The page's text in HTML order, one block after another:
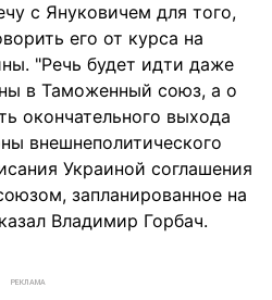
с Януковичем для того,
его от курса на
"Речь будет идти даже
в Таможенный союз, а о
окончательного выхода
внешнеполитического
Украиной соглашения
запланированное на
Владимир Горбач.
РЕКЛАМА